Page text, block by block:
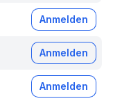
Anmelden
Anmelden
Anmelden